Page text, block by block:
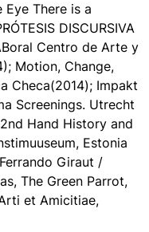
Eye There is a
DISCURSIVA
Centro de Arte y
Motion, Change,
Checa(2014); Impakt
Screenings. Utrecht
Hand History and
Estonia
Giraut /
The Green Parrot,
et Amicitiae,